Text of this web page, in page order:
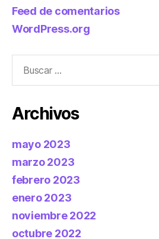
Feed de comentarios
WordPress.org
Archivos
mayo 2023
marzo 2023
febrero 2023
enero 2023
noviembre 2022
octubre 2022